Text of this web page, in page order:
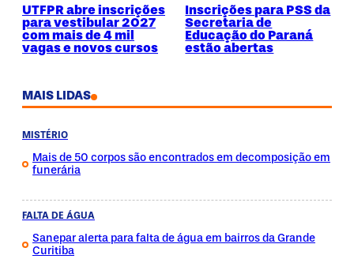
UTFPR abre inscrições
para vestibular 2027
com mais de 4 mil
vagas e novos cursos
Inscrições para PSS da
Secretaria de
Educação do Paraná
estão abertas
MAIS LIDAS
MISTÉRIO
Mais de 50 corpos são encontrados em decomposição em
funerária
FALTA DE ÁGUA
Sanepar alerta para falta de água em bairros da Grande
Curitiba